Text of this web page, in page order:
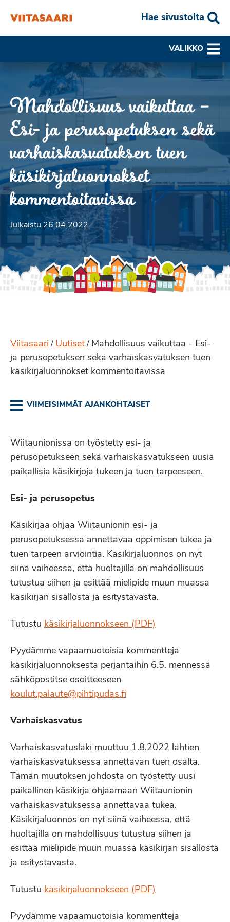
Hae sivustolta
VALIKKO
Mahdollisuus vaikuttaa –
Esi- ja perusopetuksen sekä
varhaiskasvatuksen tuen
käsikirjaluonnokset
kommentoitavissa
Julkaistu 26.04.2022
Viitasaari / Uutiset / Mahdollisuus vaikuttaa - Esi-
ja perusopetuksen sekä varhaiskasvatuksen tuen
käsikirjaluonnokset kommentoitavissa
VIIMEISIMMÄT AJANKOHTAISET
Wiitaunionissa on työstetty esi- ja
perusopetukseen sekä varhaiskasvatukseen uusia
paikallisia käsikirjoja tukeen ja tuen tarpeeseen.
Esi- ja perusopetus
Käsikirjaa ohjaa Wiitaunionin esi- ja
perusopetuksessa annettavaa oppimisen tukea ja
tuen tarpeen arviointia. Käsikirjaluonnos on nyt
siinä vaiheessa, että huoltajilla on mahdollisuus
tutustua siihen ja esittää mielipide muun muassa
käsikirjan sisällöstä ja esitystavasta.
Tutustu käsikirjaluonnokseen (PDF)
Pyydämme vapaamuotoisia kommentteja
käsikirjaluonnoksesta perjantaihin 6.5. mennessä
sähköpostitse osoitteeseen
koulut.palaute@pihtipudas.fi
Varhaiskasvatus
Varhaiskasvatuslaki muuttuu 1.8.2022 lähtien
varhaiskasvatuksessa annettavan tuen osalta.
Tämän muutoksen johdosta on työstetty uusi
paikallinen käsikirja ohjaamaan Wiitaunionin
varhaiskasvatuksessa annettavaa tukea.
Käsikirjaluonnos on nyt siinä vaiheessa, että
huoltajilla on mahdollisuus tutustua siihen ja
esittää mielipide muun muassa käsikirjan sisällöstä
ja esitystavasta.
Tutustu käsikirjaluonnokseen (PDF)
Pyydämme vapaamuotoisia kommentteja